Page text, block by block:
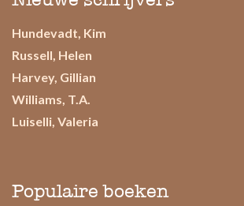
Hundevadt, Kim
Russell, Helen
Harvey, Gillian
Williams, T.A.
Luiselli, Valeria
Populaire boeken